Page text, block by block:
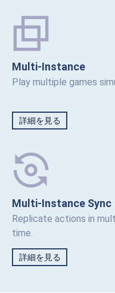
Multi-Instance
Play multiple games
詳細を見る
Multi-Instance Sync
Replicate actions in
time.
詳細を見る